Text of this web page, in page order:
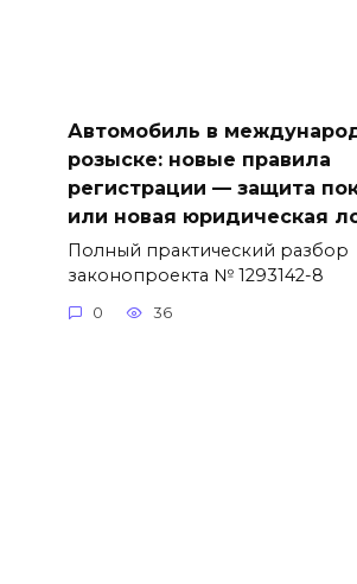
Автомобиль в
розыске: новые правила
регистрации — защита
или новая юридическая
Полный практический разбор
законопроекта № 1293142-8
0 36